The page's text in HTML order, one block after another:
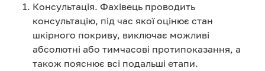
Консультація. Фахівець проводить
консультацію, під час якої оцінює стан
шкірного покриву, виключає можливі
абсолютні або тимчасові протипоказання, а
також пояснює всі подальші етапи.